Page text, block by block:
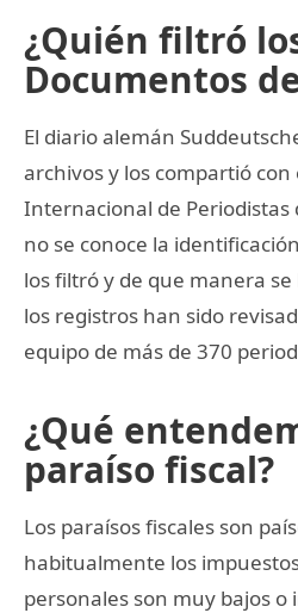
¿Quién filtró
Documentos
El diario alemán
archivos y los compartió con
Internacional de
no se conoce la
los filtró y de que manera
los registros han sido
equipo de más de 370
¿Qué
paraíso fiscal?
Los paraísos fiscales son
habitualmente los
personales son muy bajos o